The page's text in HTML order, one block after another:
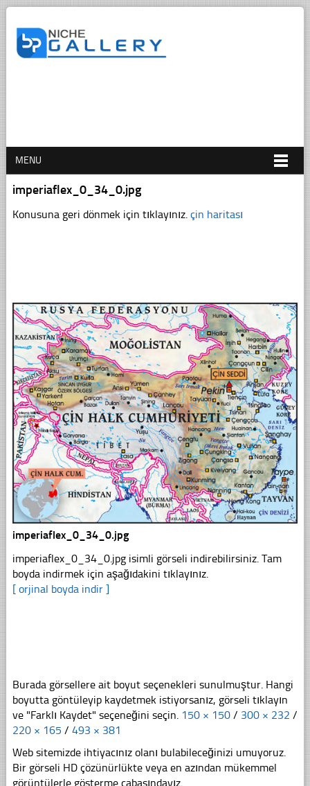
MENU
imperiaflex_0_34_0.jpg
Konusuna geri dönmek için tıklayınız. çin haritası
imperiaflex_0_34_0.jpg
imperiaflex_0_34_0.jpg isimli görseli indirebilirsiniz. Tam
boyda indirmek için aşağıdakini tıklayınız.
[ orjinal boyda indir ]
Burada görsellere ait boyut seçenekleri sunulmuştur. Hangi
boyutta göntüleyip kaydetmek istiyorsanız, görseli tıklayın
ve "Farklı Kaydet" seçeneğini seçin. 150 × 150 / 300 × 232 /
220 × 165 / 493 × 381
Web sitemizde ihtiyacınız olanı bulabileceğinizi umuyoruz.
Bir görseli HD çözünürlükte veya en azından mükemmel
görüntülerle gösterme çabasındayız.